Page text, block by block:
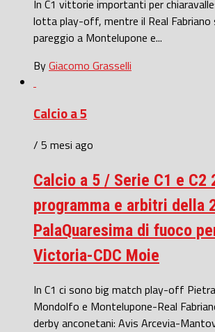
In C1 vittorie importanti per
lotta play-off, mentre il Real Fabriano
pareggio a Montelupone e...
ByGiacomo Grasselli
Calcio a 5
/ 5 mesi ago
Calcio a 5 / Serie C1 e C2
programma e arbitri della
PalaQuaresima di fuoco
Victoria-CDC Moie
In C1 ci sono big match play-off
Mondolfo e Montelupone-Real
derby anconetani: Avis Arcevia-